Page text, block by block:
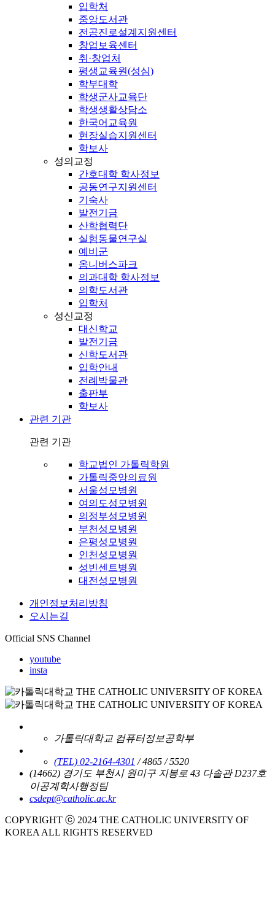
입학처
중앙도서관
전공진로설계지원센터
창업보육센터
취·창업처
평생교육원(성심)
학부대학
학생군사교육단
학생생활상담소
한국어교육원
현장실습지원센터
학보사
성의교정
간호대학 학사정보
공동연구지원센터
기숙사
발전기금
산학협력단
실험동물연구실
예비군
옴니버스파크
의과대학 학사정보
의학도서관
입학처
성신교정
대신학교
발전기금
신학도서관
입학안내
전례박물관
출판부
학보사
관련 기관
관련 기관
학교법인 가톨릭학원
가톨릭중앙의료원
서울성모병원
여의도성모병원
의정부성모병원
부천성모병원
은평성모병원
인천성모병원
성빈센트병원
대전성모병원
개인정보처리방침
오시는길
Official SNS Channel
youtube
insta
가톨릭대학교 컴퓨터정보공학부
(TEL) 02-2164-4301 / 4865 / 5520
(14662) 경기도 부천시 원미구 지봉로 43 다솔관 D237호
이공계학사행정팀
csdept@catholic.ac.kr
COPYRIGHT ⓒ 2024 THE CATHOLIC UNIVERSITY OF
KOREA ALL RIGHTS RESERVED